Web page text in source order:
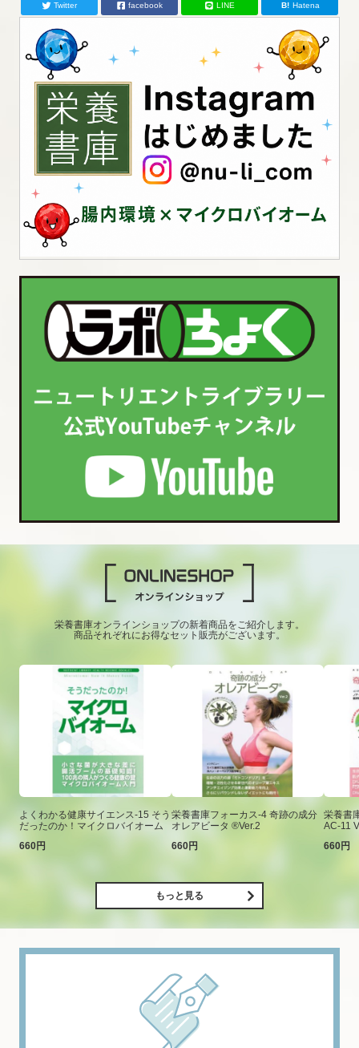
Twitter facebook LINE Hatena
栄養書庫オンラインショップの新着商品をご紹介します。
商品それぞれにお得なセット販売がございます。
よくわかる健康サイエンス-15 そう
だったのか！マイクロバイオーム
660円
栄養書庫フォーカス-4 奇跡の成分
オレアビータ ®Ver.2
660円
栄養書
AC-11
660円
もっと見る